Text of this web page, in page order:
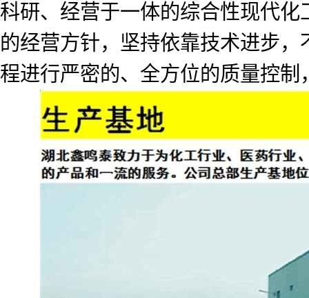
科研、经营于一体的综合性现代
的经营方针，坚持依靠技术进步
程进行严密的、全方位的质量控